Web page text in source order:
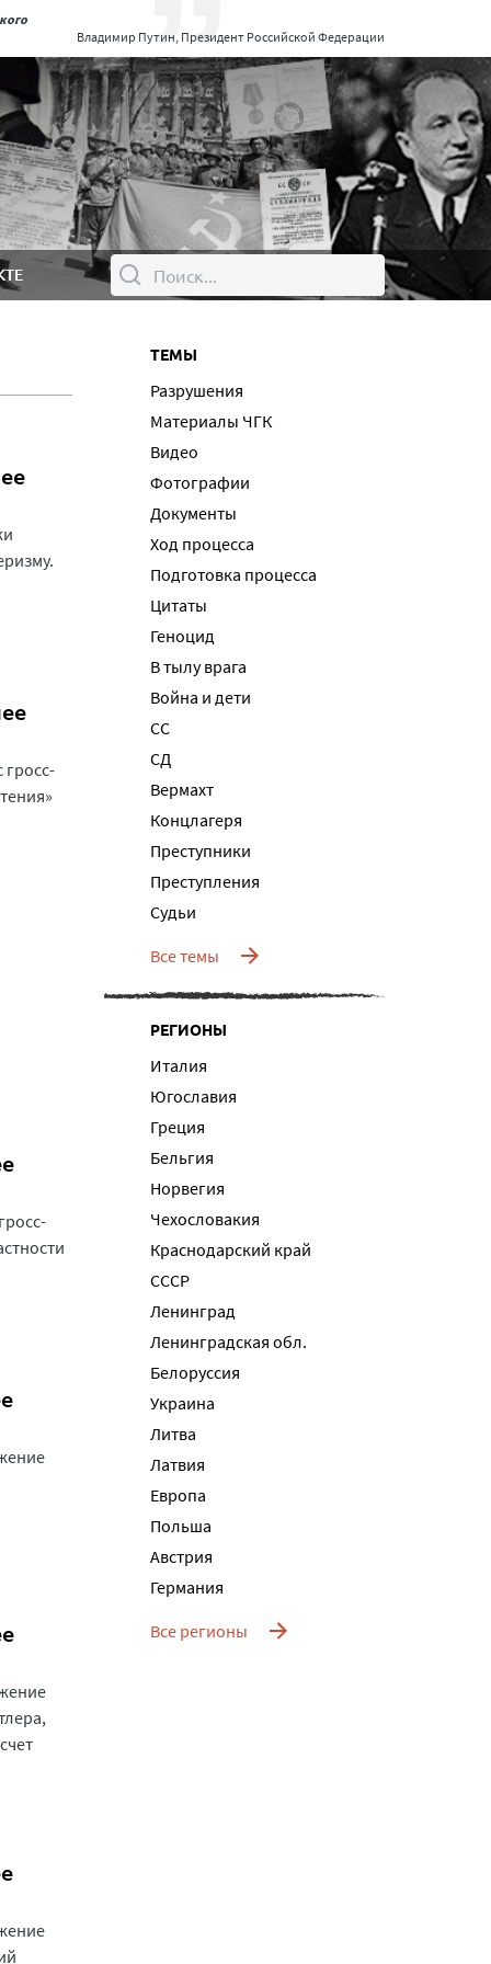
Владимир Путин, Президент Российской Федерации
гросс-
ТЕМЫ
Разрушения
Материалы ЧГК
Видео
Фотографии
Документы
Ход процесса
Подготовка процесса
Цитаты
Геноцид
В тылу врага
Война и дети
СС
СД
Вермахт
Концлагеря
Преступники
Преступления
Судьи
Все темы
РЕГИОНЫ
Италия
Югославия
Греция
Бельгия
Норвегия
Чехословакия
Краснодарский край
СССР
Ленинград
Ленинградская обл.
Белоруссия
Украина
Литва
Латвия
Европа
Польша
Австрия
Германия
Все регионы